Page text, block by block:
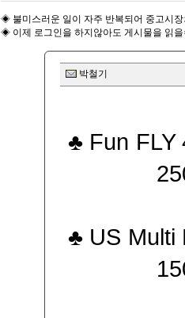
◈ 불미스러운 일이 자주 반복되어 중고시
◈ 이제 로그인을 하지않아도 게시물을 읽
박철기
♣ Fun
♣ US